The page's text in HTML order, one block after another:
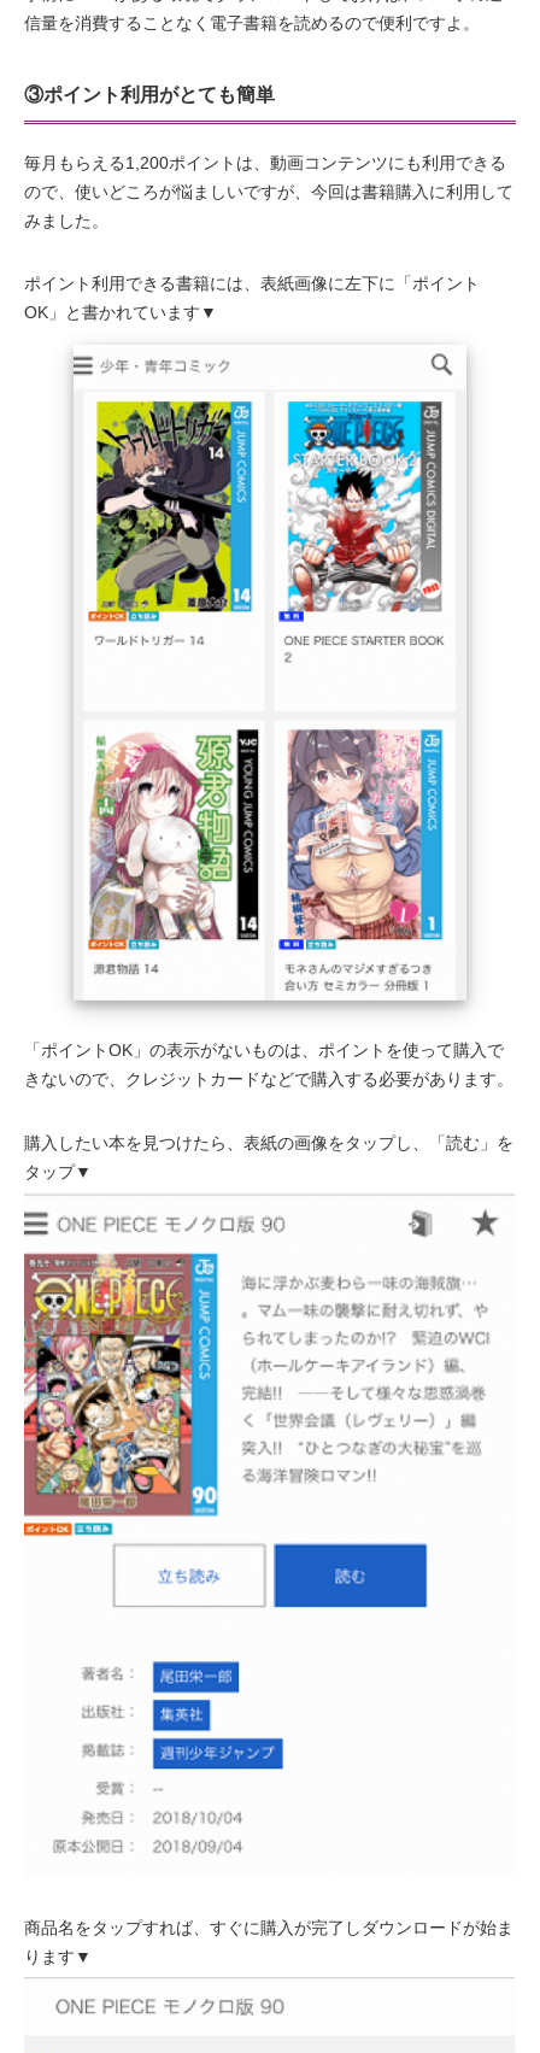
信量を消費することなく電子書籍を読めるので便利ですよ。
③ポイント利用がとても簡単
毎月もらえる1,200ポイントは、動画コンテンツにも利用できる
ので、使いどころが悩ましいですが、今回は書籍購入に利用して
みました。
ポイント利用できる書籍には、表紙画像に左下に「ポイント
OK」と書かれています▼
「ポイントOK」の表示がないものは、ポイントを使って購入で
きないので、クレジットカードなどで購入する必要があります。
購入したい本を見つけたら、表紙の画像をタップし、「読む」を
タップ▼
商品名をタップすれば、すぐに購入が完了しダウンロードが始ま
ります▼